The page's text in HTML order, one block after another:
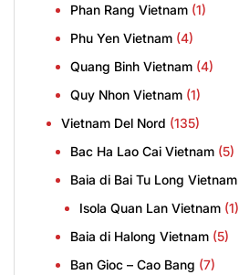
Phan Rang Vietnam (1)
Phu Yen Vietnam (4)
Quang Binh Vietnam (4)
Quy Nhon Vietnam (1)
Vietnam Del Nord (135)
Bac Ha Lao Cai Vietnam (5)
Baia di Bai Tu Long Vietnam
Isola Quan Lan Vietnam (1)
Baia di Halong Vietnam (5)
Ban Gioc – Cao Bang (7)